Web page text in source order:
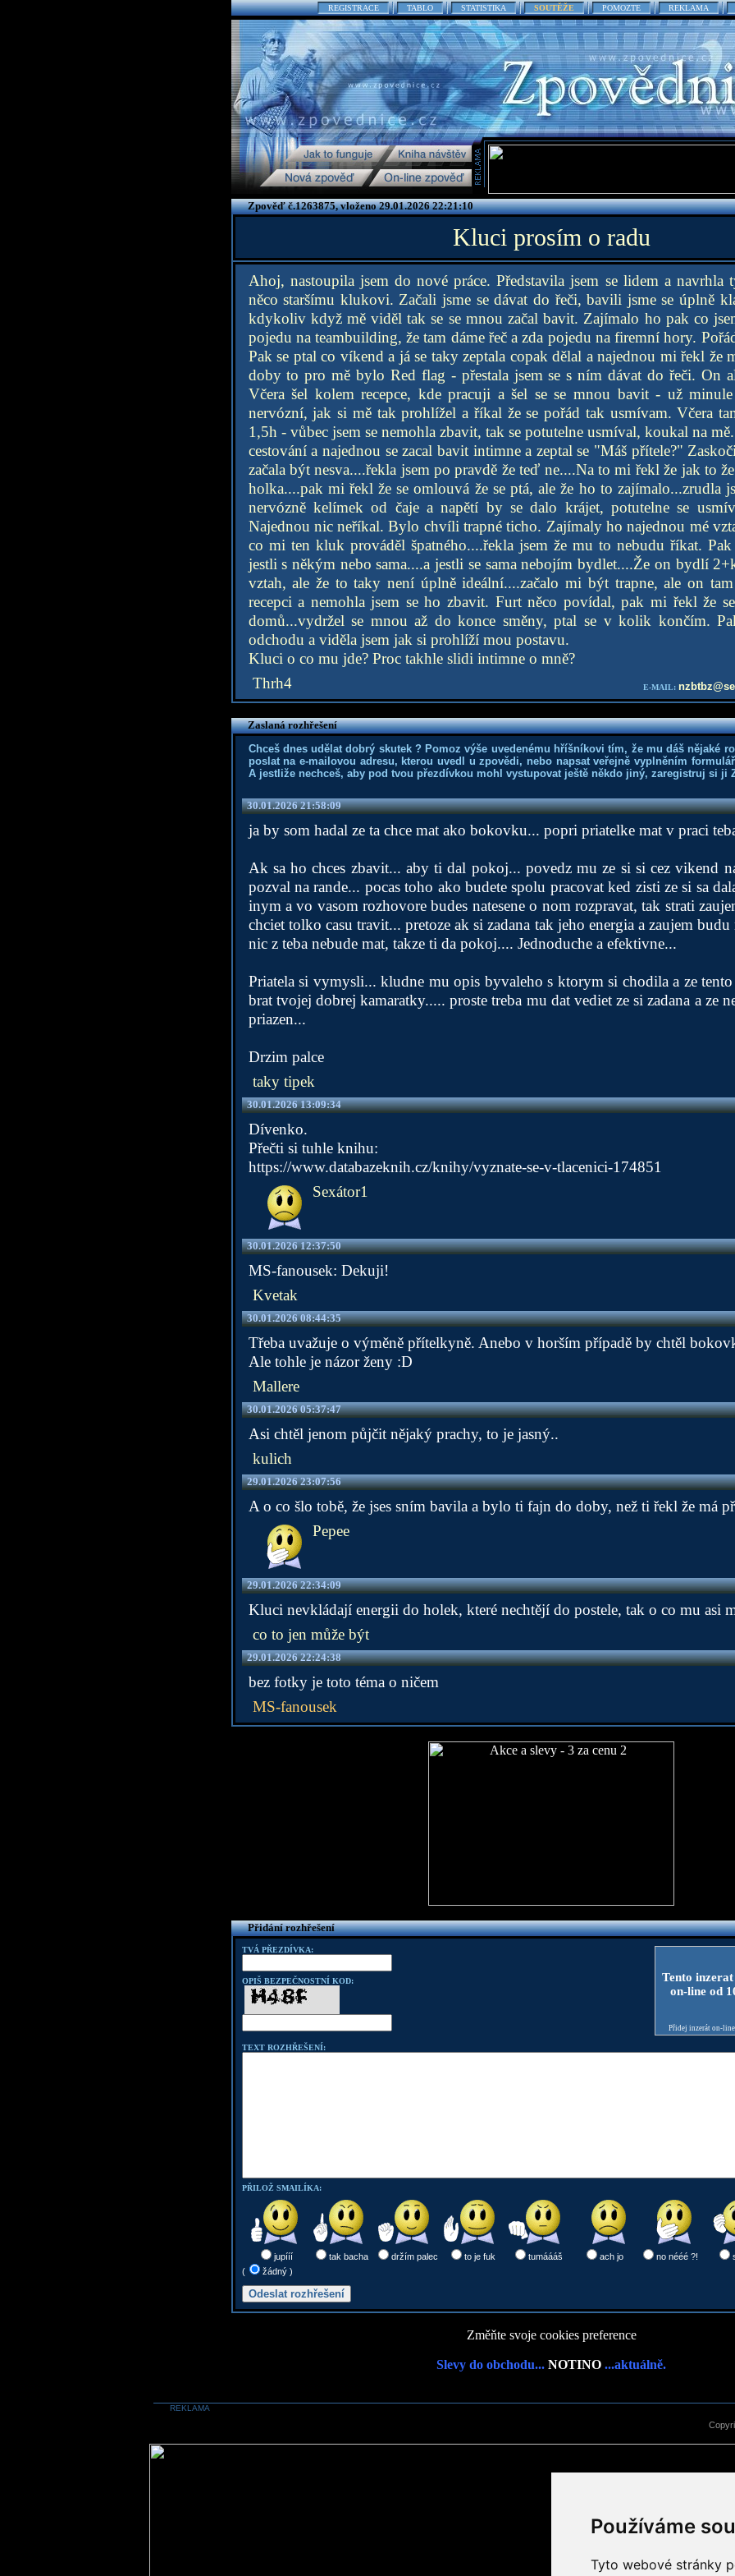
Používáme
Tyto webové stránky
REGISTRACE TABLO STATISTIKA SOUTĚŽE POMOZTE REKLAMA
Zpověď č.1263875, vloženo 29.01.2026 22:21:10
Kluci prosím o radu
Ahoj, nastoupila jsem do nové práce. Představila jsem se lidem a
něco staršímu klukovi. Začali jsme se dávat do řeči, bavili jsme se úplně
kdykoliv když mě viděl tak se se mnou začal bavit. Zajímalo ho pak co
pojedu na teambuilding, že tam dáme řeč a zda pojedu na firemní hory.
Pak se ptal co víkend a já se taky zeptala copak dělal a najednou mi řekl že
doby to pro mě bylo Red flag - přestala jsem se s ním dávat do řeči. On
Včera šel kolem recepce, kde pracuji a šel se se mnou bavit - už
nervózní, jak si mě tak prohlížel a říkal že se pořád tak usmívam. Včera
1,5h - vůbec jsem se nemohla zbavit, tak se potutelne usmíval, koukal na
cestování a najednou se zacal bavit intimne a zeptal se "Máš přítele?"
začala být nesva....řekla jsem po pravdě že teď ne....Na to mi řekl že jak to
holka....pak mi řekl že se omlouvá že se ptá, ale že ho to zajímalo...zrudla
nervózně kelímek od čaje a napětí by se dalo krájet, potutelne se
Najednou nic neříkal. Bylo chvíli trapné ticho. Zajímaly ho najednou mé
co mi ten kluk prováděl špatného....řekla jsem že mu to nebudu říkat.
jestli s někým nebo sama....a jestli se sama nebojím bydlet....Že on bydlí
vztah, ale že to taky není úplně ideální....začalo mi být trapne, ale on
recepci a nemohla jsem se ho zbavit. Furt něco povídal, pak mi řekl že
domů...vydržel se mnou až do konce směny, ptal se v kolik končím.
odchodu a viděla jsem jak si prohlíží mou postavu.
Kluci o co mu jde? Proc takhle slidi intimne o mně?
Thrh4
E-MAIL:
Zaslaná rozhřešení
Chceš dnes udělat dobrý skutek ? Pomoz výše uvedenému hříšníkovi tím, že mu dáš nějaké
poslat na e-mailovou adresu, kterou uvedl u zpovědi, nebo napsat veřejně vyplněním
A jestliže nechceš, aby pod tvou přezdívkou mohl vystupovat ještě někdo jiný, zaregistruj si ji
30.01.2026 21:58:09
ja by som hadal ze ta chce mat ako bokovku... popri priatelke mat v praci
Ak sa ho chces zbavit... aby ti dal pokoj... povedz mu ze si si cez vikend
pozval na rande... pocas toho ako budete spolu pracovat ked zisti ze si sa
inym a vo vasom rozhovore budes natesene o nom rozpravat, tak strati
chciet tolko casu travit... pretoze ak si zadana tak jeho energia a zaujem budu
nic z teba nebude mat, takze ti da pokoj.... Jednoduche a efektivne...
Priatela si vymysli... kludne mu opis byvaleho s ktorym si chodila a ze
brat tvojej dobrej kamaratky..... proste treba mu dat vediet ze si zadana a ze
priazen...
Drzim palce
taky tipek
30.01.2026 13:09:34
Dívenko.
Přečti si tuhle knihu:
https://www.databazeknih.cz/knihy/vyznate-se-v-tlacenici-174851
Sexátor1
30.01.2026 12:37:50
MS-fanousek: Dekuji!
Kvetak
30.01.2026 08:44:35
Třeba uvažuje o výměně přítelkyně. Anebo v horším případě by chtěl
Ale tohle je názor ženy :D
Mallere
30.01.2026 05:37:47
Asi chtěl jenom půjčit nějaký prachy, to je jasný..
kulich
29.01.2026 23:07:56
A o co šlo tobě, že jses sním bavila a bylo ti fajn do doby, než ti řekl že má
Pepee
29.01.2026 22:34:09
Kluci nevkládají energii do holek, které nechtějí do postele, tak o co mu asi
co to jen může být
29.01.2026 22:24:38
bez fotky je toto téma o ničem
MS-fanousek
Přidání rozhřešení
TVÁ PŘEZDÍVKA:
OPIŠ BEZPEČNOSTNÍ KOD:
Tento
on-line od
Přidej inzerát on-
TEXT ROZHŘEŠENÍ:
PŘILOŽ SMAILÍKA:
jupííí tak bacha držím palec to je fuk tumáááš ach jo no nééé ?!
(
žádný )
Změňte svoje cookies preference
Slevy do obchodu... NOTINO ...aktuálně.
REKLAMA